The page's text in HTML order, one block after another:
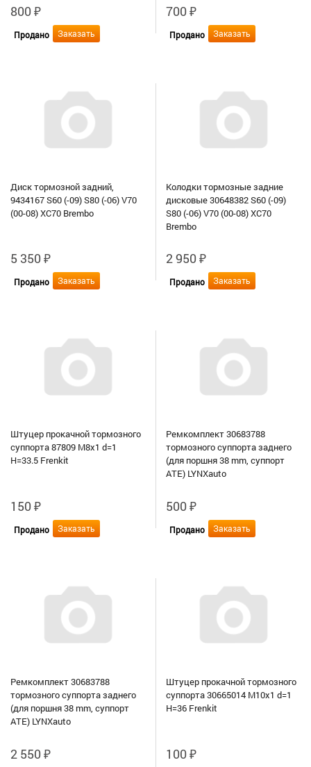
800₽
Продано Заказать
700₽
Продано Заказать
Диск тормозной задний,
9434167 S60 (-09) S80 (-06) V70
(00-08) XC70 Brembo
5 350₽
Продано Заказать
Колодки тормозные задние
дисковые 30648382 S60 (-09)
S80 (-06) V70 (00-08) XC70
Brembo
2 950₽
Продано Заказать
Штуцер прокачной тормозного
суппорта 87809 M8x1 d=1
H=33.5 Frenkit
150₽
Продано Заказать
Ремкомплект 30683788
тормозного суппорта заднего
(для поршня 38 mm, суппорт
ATE) LYNXauto
500₽
Продано Заказать
Ремкомплект 30683788
тормозного суппорта заднего
(для поршня 38 mm, суппорт
ATE) LYNXauto
2 550₽
Штуцер прокачной тормозного
суппорта 30665014 M10x1 d=1
H=36 Frenkit
100₽